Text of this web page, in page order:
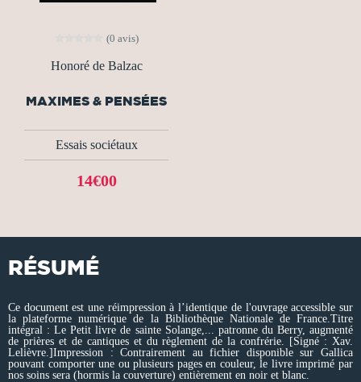
(0 avis)
Honoré de Balzac
MAXIMES & PENSÉES
Essais sociétaux
14€00
RÉSUMÉ
Ce document est une réimpression à l’identique de l'ouvrage accessible sur
la plateforme numérique de la Bibliothèque Nationale de France.Titre
intégral : Le Petit livre de sainte Solange,... patronne du Berry, augmenté
de prières et de cantiques et du règlement de la confrérie. [Signé : Xav.
Lelièvre.]Impression : Contrairement au fichier disponible sur Gallica
pouvant comporter une ou plusieurs pages en couleur, le livre imprimé par
nos soins sera (hormis la couverture) entièrement en noir et blanc.